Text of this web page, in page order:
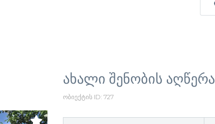
ახალი შენობის აღწერა
ობიექტის ID: 727